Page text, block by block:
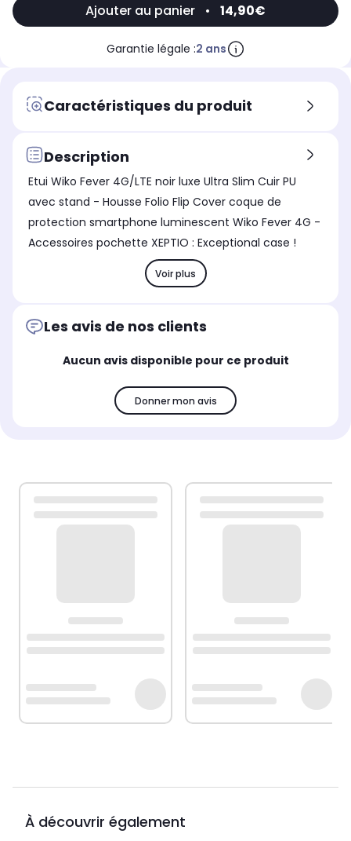
Ajouter au panier • 14,90€
Garantie légale :2 ans
Caractéristiques du produit
Description
Etui Wiko Fever 4G/LTE noir luxe Ultra Slim Cuir PU
avec stand - Housse Folio Flip Cover coque de
protection smartphone luminescent Wiko Fever 4G -
Accessoires pochette XEPTIO : Exceptional case !
Voir plus
Les avis de nos clients
Aucun avis disponible pour ce produit
Donner mon avis
À découvrir également